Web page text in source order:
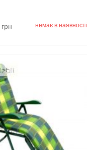
грн немає в наявності